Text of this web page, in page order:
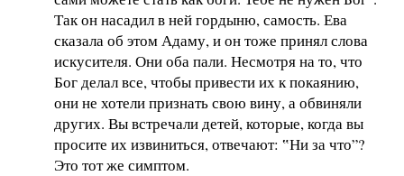
Так он насадил в ней гордыню, самость. Ева
сказала об этом Адаму, и он тоже принял слова
искусителя. Они оба пали. Несмотря на то, что
Бог делал все, чтобы привести их к покаянию,
они не хотели признать свою вину, а обвиняли
других. Вы встречали детей, которые, когда вы
просите их извиниться, отвечают: ‟Ни за что”?
Это тот же симптом.